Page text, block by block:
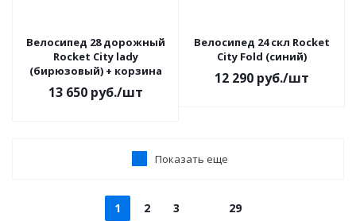
Велосипед 28 дорожный
Rocket City lady
(бирюзовый) + корзина
13 650 руб./шт
Велосипед 24 скл Rocket
City Fold (синий)
12 290 руб./шт
Показать еще
1 2 3 29